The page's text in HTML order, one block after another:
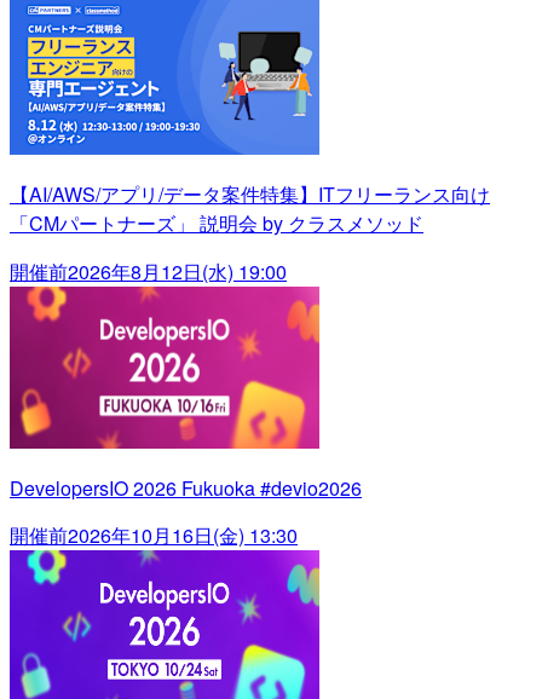
【AI/AWS/アプリ/データ案件特集】ITフリーランス向け
「CMパートナーズ」 説明会 by クラスメソッド
開催前2026年8月12日(水) 19:00
DevelopersIO 2026 Fukuoka #devio2026
開催前2026年10月16日(金) 13:30